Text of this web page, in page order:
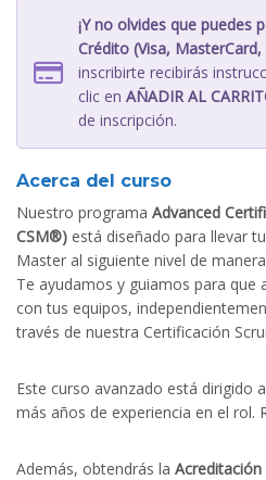
¡Y no olvides que puedes
Crédito (Visa,
inscribirte recibirás
clic en AÑADIR AL
de inscripción.
Acerca del curso
Nuestro programa Advanced
CSM®) está diseñado para llevar
Master al siguiente nivel de
Te ayudamos y guiamos para que
con tus equipos,
través de nuestra Certificación
Este curso avanzado está dirigido
más años de experiencia en el rol.
Además, obtendrás la